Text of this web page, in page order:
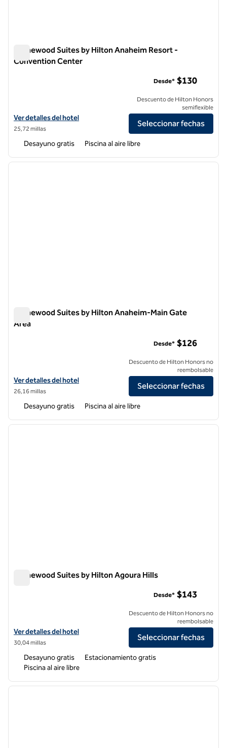
Homewood Suites by Hilton Anaheim Resort -
Convention Center
Ver detalles del hotel Homewood Suites by Hilton Anaheim Resort -
Ver detalles del hotel
25,72 millas
Desde* $130
Descuento de Hilton Honors
semiflexible
Seleccionar fechas
Desayuno gratis Piscina al aire libre
1 de 12
Homewood Suites by Hilton Anaheim-Main Gate
Area
Ver detalles del hotel Homewood Suites by Hilton Anaheim-Main
Ver detalles del hotel
26,16 millas
Desde* $126
Descuento de Hilton Honors no
reembolsable
Seleccionar fechas
Desayuno gratis Piscina al aire libre
1 de 12
Homewood Suites by Hilton Agoura Hills
Ver detalles del hotel Homewood Suites by Hilton Agoura Hills
Ver detalles del hotel
30,04 millas
Desde* $143
Descuento de Hilton Honors no
reembolsable
Seleccionar fechas
Desayuno gratis
Estacionamiento gratis
Piscina al aire libre
1 de 12